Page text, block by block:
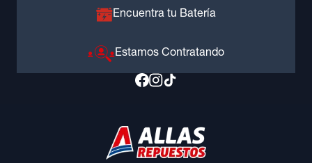
Encuentra tu Batería
Estamos Contratando